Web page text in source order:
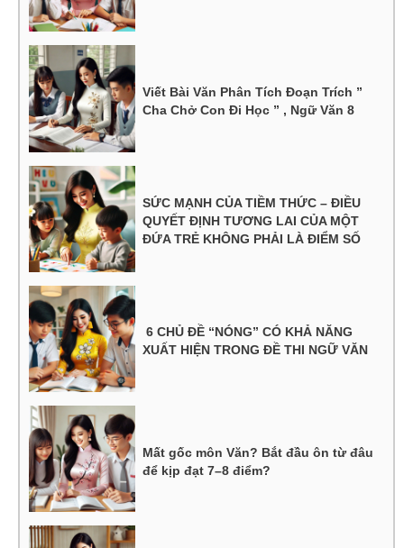
Viết Bài Văn Phân Tích Đoạn Trích ”
Cha Chở Con Đi Học ” , Ngữ Văn 8
SỨC MẠNH CỦA TIỀM THỨC – ĐIỀU
QUYẾT ĐỊNH TƯƠNG LAI CỦA MỘT
ĐỨA TRẺ KHÔNG PHẢI LÀ ĐIỂM SỐ
6 CHỦ ĐỀ “NÓNG” CÓ KHẢ NĂNG
XUẤT HIỆN TRONG ĐỀ THI NGỮ VĂN
Mất gốc môn Văn? Bắt đầu ôn từ đâu
để kịp đạt 7–8 điểm?